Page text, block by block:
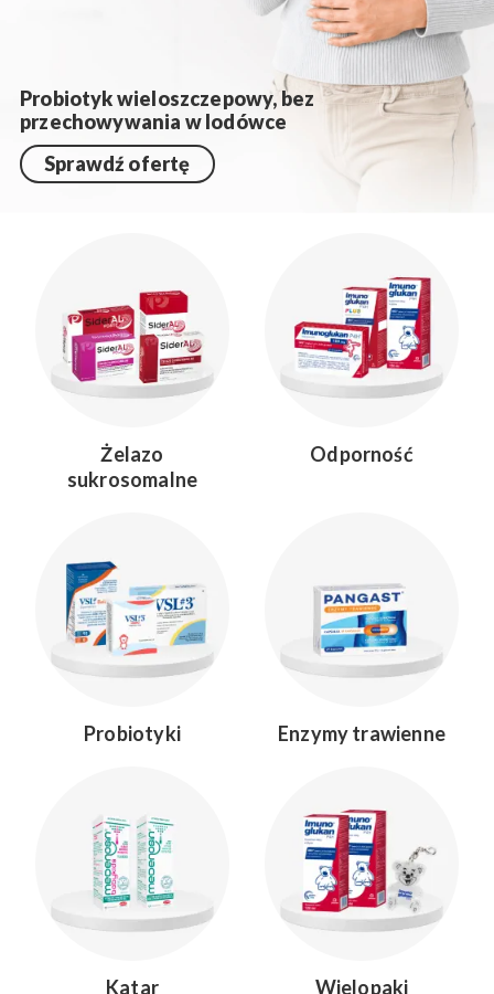
Probiotyk wieloszczepowy, bez
przechowywania w lodówce
Sprawdź ofertę
Żelazo
sukrosomalne
Odporność
Probiotyki Enzymy trawienne
Katar Wielopaki